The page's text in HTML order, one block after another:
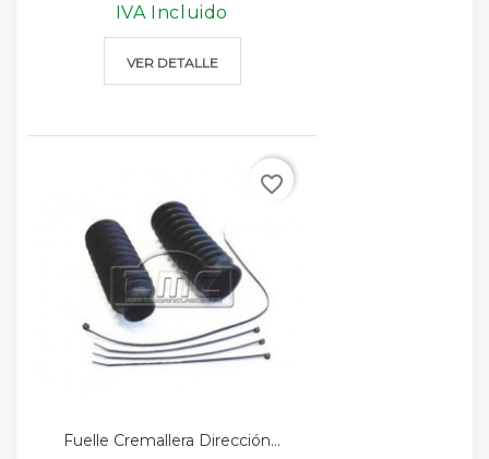
IVA Incluido
VER DETALLE
Fuelle Cremallera Dirección...
favorite_border